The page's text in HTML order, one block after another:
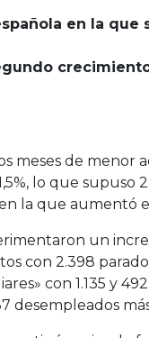
en la
meses de
lo que supuso
la que aumentó
un
con 2.398
con 1.135 y
desempleados